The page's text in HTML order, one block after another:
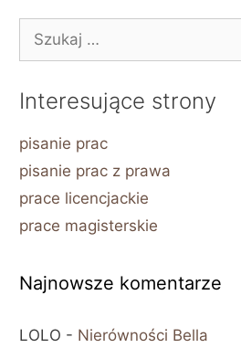
Interesujące strony
pisanie prac
pisanie prac z prawa
prace licencjackie
prace magisterskie
Najnowsze komentarze
LOLO - Nierówności Bella